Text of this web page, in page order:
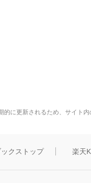
的に更新されるため、サイト
クストップ 楽天